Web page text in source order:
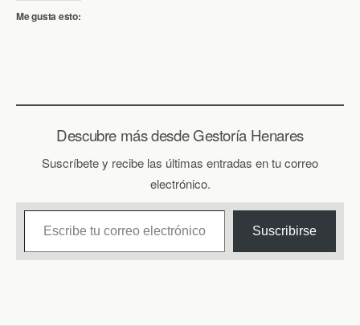
Me gusta esto:
Descubre más desde Gestoría Henares
Suscríbete y recibe las últimas entradas en tu correo
electrónico.
Escribe tu correo electrónico…
Suscribirse